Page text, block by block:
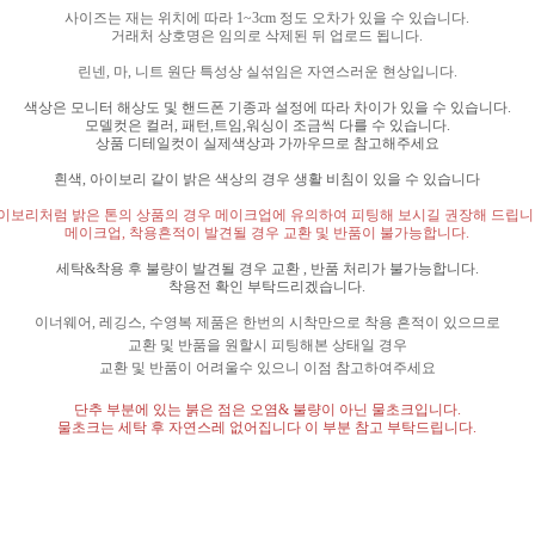
사이즈는 재는 위치에 따라 1~3cm 정도 오차가 있을 수 있습니다.
거래처 상호명은 임의로 삭제된 뒤 업로드 됩니다.
린넨, 마, 니트 원단 특성상 실섞임은 자연스러운 현상입니다.
색상은 모니터 해상도 및 핸드폰 기종과 설정에 따라 차이가 있을 수 있습니다.
모델컷은 컬러, 패턴,트임,워싱이 조금씩 다를 수 있습니다.
상품 디테일컷이 실제색상과 가까우므로 참고해주세요
흰색, 아이보리 같이 밝은 색상의 경우 생활 비침이 있을 수 있습니다
보리처럼 밝은 톤의 상품의 경우 메이크업에 유의하여 피팅해 보시길 권장해 드립
메이크업, 착용흔적이 발견될 경우 교환 및 반품이 불가능합니다.
세탁&착용 후 불량이 발견될 경우 교환 , 반품 처리가 불가능합니다.
착용전 확인 부탁드리겠습니다.
이너웨어, 레깅스, 수영복 제품은 한번의 시착만으로 착용 흔적이 있으므로
교환 및 반품을 원할시 피팅해본 상태일 경우
교환 및 반품이 어려울수 있으니 이점 참고하여주세요
단추 부분에 있는 붉은 점은 오염& 불량이 아닌 물초크입니다.
물초크는 세탁 후 자연스레 없어집니다 이 부분 참고 부탁드립니다.